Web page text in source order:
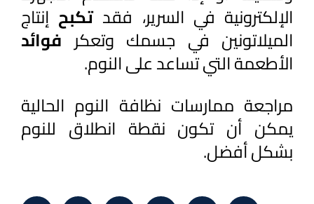
الإلكترونية في السرير، فقد تكبح
الميلاتونين في جسمك وتعكر فوائد
الأطعمة التي تساعد على النوم.
بشكل أفضل.